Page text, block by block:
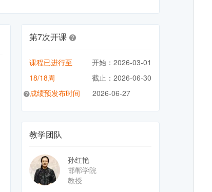
第7次开课
开始：2026-03-01
截止：2026-06-30
课程已进行至
18/18周
成绩预发布时间
2026-06-27
教学团队
孙红艳
邯郸学院
教授